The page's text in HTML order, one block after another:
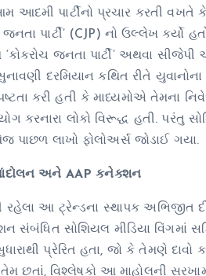
આદમી પાર્ટીનો પ્રચાર કરતી
જનતા પાર્ટી’ (CJP) નો ઉલ્લેખ
જનતા પાર્ટી’ અથવા
દરમિયાન કથિત રીતે યુવાનોના
કરી હતી કે માધ્યમોએ તેમના
કરનારા લોકો વિરૂદ્ધ હતી. પરંતુ
પાછળ લાખો ફોલોઅર્સ જોડાઈ ગયા.
અને AAP કનેક્શન
રહેલા આ ટ્રેન્ડના સ્થાપક
સંબંધિત સોશિયલ મીડિયા
પ્રેરિત હતા, જો કે તેમણે દાવો
છતાં, વિશ્લેષકો આ માહોલની